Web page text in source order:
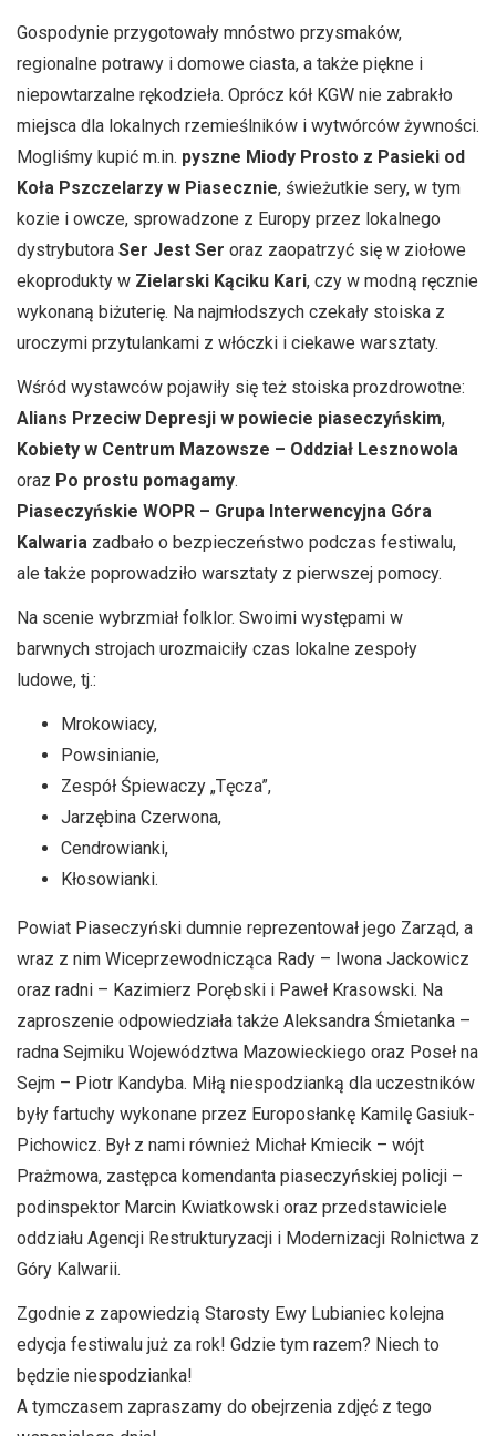
Gospodynie przygotowały mnóstwo przysmaków,
regionalne potrawy i domowe ciasta, a także piękne i
niepowtarzalne rękodzieła. Oprócz kół KGW nie zabrakło
miejsca dla lokalnych rzemieślników i wytwórców żywności.
Mogliśmy kupić m.in. pyszne Miody Prosto z Pasieki od
Koła Pszczelarzy w Piasecznie, świeżutkie sery, w tym
kozie i owcze, sprowadzone z Europy przez lokalnego
dystrybutora Ser Jest Ser oraz zaopatrzyć się w ziołowe
ekoprodukty w Zielarski Kąciku Kari, czy w modną ręcznie
wykonaną biżuterię. Na najmłodszych czekały stoiska z
uroczymi przytulankami z włóczki i ciekawe warsztaty.
Wśród wystawców pojawiły się też stoiska prozdrowotne:
Alians Przeciw Depresji w powiecie piaseczyńskim,
Kobiety w Centrum Mazowsze – Oddział Lesznowola
oraz Po prostu pomagamy.
Piaseczyńskie WOPR – Grupa Interwencyjna Góra
Kalwaria zadbało o bezpieczeństwo podczas festiwalu,
ale także poprowadziło warsztaty z pierwszej pomocy.
Na scenie wybrzmiał folklor. Swoimi występami w
barwnych strojach urozmaiciły czas lokalne zespoły
ludowe, tj.:
Mrokowiacy,
Powsinianie,
Zespół Śpiewaczy „Tęcza”,
Jarzębina Czerwona,
Cendrowianki,
Kłosowianki.
Powiat Piaseczyński dumnie reprezentował jego Zarząd, a
wraz z nim Wiceprzewodnicząca Rady – Iwona Jackowicz
oraz radni – Kazimierz Porębski i Paweł Krasowski. Na
zaproszenie odpowiedziała także Aleksandra Śmietanka –
radna Sejmiku Województwa Mazowieckiego oraz Poseł na
Sejm – Piotr Kandyba. Miłą niespodzianką dla uczestników
były fartuchy wykonane przez Europosłankę Kamilę Gasiuk-
Pichowicz. Był z nami również Michał Kmiecik – wójt
Prażmowa, zastępca komendanta piaseczyńskiej policji –
podinspektor Marcin Kwiatkowski oraz przedstawiciele
oddziału Agencji Restrukturyzacji i Modernizacji Rolnictwa z
Góry Kalwarii.
Zgodnie z zapowiedzią Starosty Ewy Lubianiec kolejna
edycja festiwalu już za rok! Gdzie tym razem? Niech to
będzie niespodzianka!
A tymczasem zapraszamy do obejrzenia zdjęć z tego